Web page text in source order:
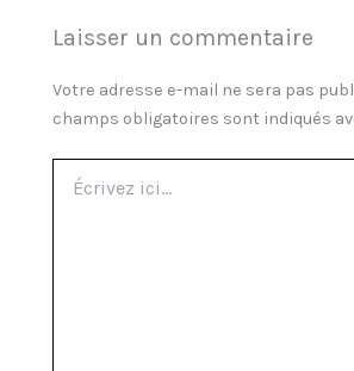
Laisser un commentaire
Votre adresse e-mail ne sera pas
champs obligatoires sont indiqués
ici…